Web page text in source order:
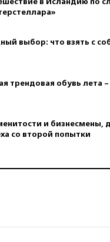
выбор: что взять с
трендовая обувь лета –
и бизнесмены,
со второй попытки